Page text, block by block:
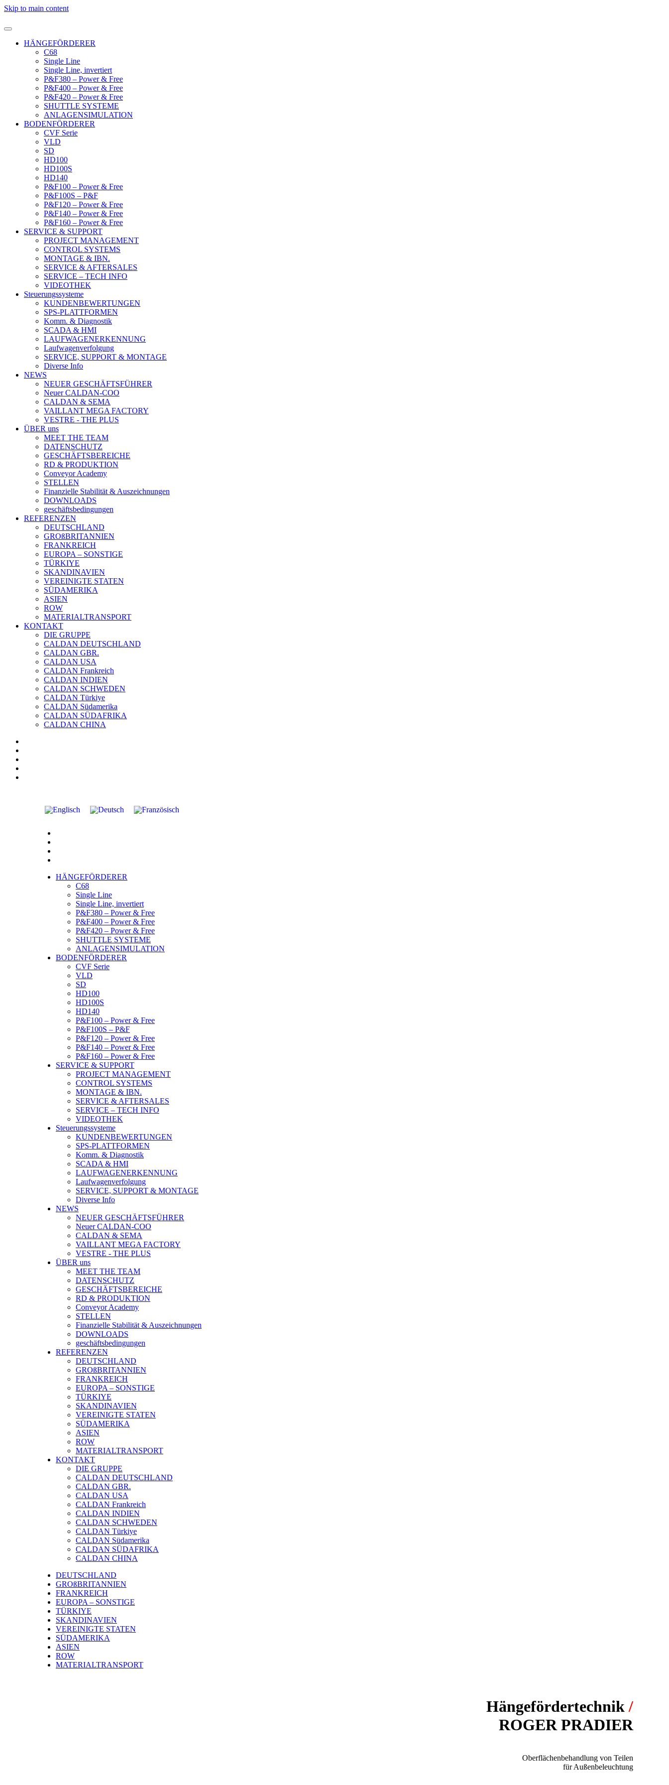
Skip to main content
HÄNGEFÖRDERER
C68
Single Line
Single Line, invertiert
P&F380 – Power & Free
P&F400 – Power & Free
P&F420 – Power & Free
SHUTTLE SYSTEME
ANLAGENSIMULATION
BODENFÖRDERER
CVF Serie
VLD
SD
HD100
HD100S
HD140
P&F100 – Power & Free
P&F100S – P&F
P&F120 – Power & Free
P&F140 – Power & Free
P&F160 – Power & Free
SERVICE & SUPPORT
PROJECT MANAGEMENT
CONTROL SYSTEMS
MONTAGE & IBN.
SERVICE & AFTERSALES
SERVICE – TECH INFO
VIDEOTHEK
Steuerungssysteme
KUNDENBEWERTUNGEN
SPS-PLATTFORMEN
Komm. & Diagnostik
SCADA & HMI
LAUFWAGENERKENNUNG
Laufwagenverfolgung
SERVICE, SUPPORT & MONTAGE
Diverse Info
NEWS
NEUER GESCHÄFTSFÜHRER
Neuer CALDAN-COO
CALDAN & SEMA
VAILLANT MEGA FACTORY
VESTRE - THE PLUS
ÜBER uns
MEET THE TEAM
DATENSCHUTZ
GESCHÄFTSBEREICHE
RD & PRODUKTION
Conveyor Academy
STELLEN
Finanzielle Stabilität & Auszeichnungen
DOWNLOADS
geschäftsbedingungen
REFERENZEN
DEUTSCHLAND
GROßBRITANNIEN
FRANKREICH
EUROPA – SONSTIGE
TÜRKIYE
SKANDINAVIEN
VEREINIGTE STATEN
SÜDAMERIKA
ASIEN
ROW
MATERIALTRANSPORT
KONTAKT
DIE GRUPPE
CALDAN DEUTSCHLAND
CALDAN GBR.
CALDAN USA
CALDAN Frankreich
CALDAN INDIEN
CALDAN SCHWEDEN
CALDAN Türkiye
CALDAN Südamerika
CALDAN SÜDAFRIKA
CALDAN CHINA
HÄNGEFÖRDERER
C68
Single Line
Single Line, invertiert
P&F380 – Power & Free
P&F400 – Power & Free
P&F420 – Power & Free
SHUTTLE SYSTEME
ANLAGENSIMULATION
BODENFÖRDERER
CVF Serie
VLD
SD
HD100
HD100S
HD140
P&F100 – Power & Free
P&F100S – P&F
P&F120 – Power & Free
P&F140 – Power & Free
P&F160 – Power & Free
SERVICE & SUPPORT
PROJECT MANAGEMENT
CONTROL SYSTEMS
MONTAGE & IBN.
SERVICE & AFTERSALES
SERVICE – TECH INFO
VIDEOTHEK
Steuerungssysteme
KUNDENBEWERTUNGEN
SPS-PLATTFORMEN
Komm. & Diagnostik
SCADA & HMI
LAUFWAGENERKENNUNG
Laufwagenverfolgung
SERVICE, SUPPORT & MONTAGE
Diverse Info
NEWS
NEUER GESCHÄFTSFÜHRER
Neuer CALDAN-COO
CALDAN & SEMA
VAILLANT MEGA FACTORY
VESTRE - THE PLUS
ÜBER uns
MEET THE TEAM
DATENSCHUTZ
GESCHÄFTSBEREICHE
RD & PRODUKTION
Conveyor Academy
STELLEN
Finanzielle Stabilität & Auszeichnungen
DOWNLOADS
geschäftsbedingungen
REFERENZEN
DEUTSCHLAND
GROßBRITANNIEN
FRANKREICH
EUROPA – SONSTIGE
TÜRKIYE
SKANDINAVIEN
VEREINIGTE STATEN
SÜDAMERIKA
ASIEN
ROW
MATERIALTRANSPORT
KONTAKT
DIE GRUPPE
CALDAN DEUTSCHLAND
CALDAN GBR.
CALDAN USA
CALDAN Frankreich
CALDAN INDIEN
CALDAN SCHWEDEN
CALDAN Türkiye
CALDAN Südamerika
CALDAN SÜDAFRIKA
CALDAN CHINA
DEUTSCHLAND
GROßBRITANNIEN
FRANKREICH
EUROPA – SONSTIGE
TÜRKIYE
SKANDINAVIEN
VEREINIGTE STATEN
SÜDAMERIKA
ASIEN
ROW
MATERIALTRANSPORT
Hängefördertechnik /
ROGER PRADIER
Oberflächenbehandlung von Teilen
für Außenbeleuchtung